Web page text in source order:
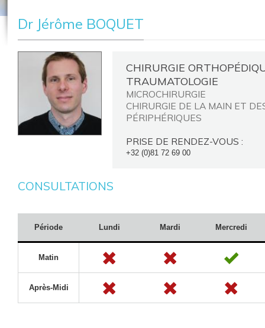
Dr Jérôme BOQUET
CHIRURGIE
TRAUMATOLOGIE
MICROCHIRURGIE
CHIRURGIE DE LA MAIN ET
PÉRIPHÉRIQUES
PRISE DE RENDEZ-VOUS :
+32 (0)81 72 69 00
CONSULTATIONS
Période Lundi Mardi Mercredi
Matin
Après-Midi